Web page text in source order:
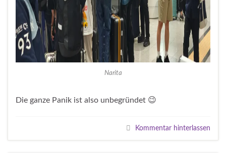
Narita
Die ganze Panik ist also unbegründet 😉
Kommentar hinterlassen